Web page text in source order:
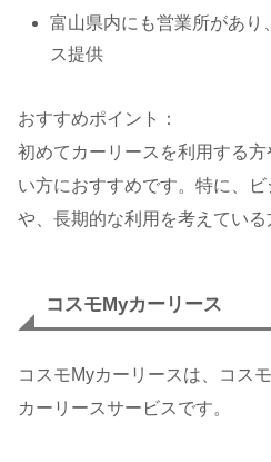
富山県内にも営業所があり
ス提供
おすすめポイント：
初めてカーリースを利用する
い方におすすめです。特に、
や、長期的な利用を考えている
コスモMyカーリース
コスモMyカーリースは、コス
カーリースサービスです。